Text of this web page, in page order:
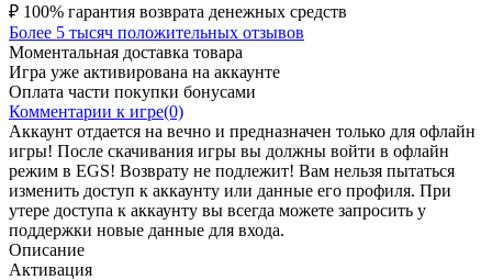
₽ 100% гарантия возврата денежных средств
Более 5 тысяч положительных отзывов
Моментальная доставка товара
Игра уже активирована на аккаунте
Оплата части покупки бонусами
Комментарии к игре(0)
Аккаунт отдается на вечно и предназначен только для офлайн
игры! После скачивания игры вы должны войти в офлайн
режим в EGS! Возврату не подлежит! Вам нельзя пытаться
изменить доступ к аккаунту или данные его профиля. При
утере доступа к аккаунту вы всегда можете запросить у
поддержки новые данные для входа.
Описание
Активация